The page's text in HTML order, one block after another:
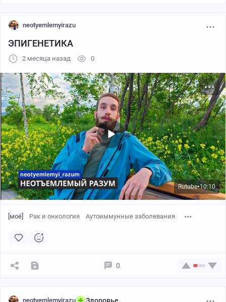
neotyemlemyirazu
ЭПИГЕНЕТИКА
2 месяца назад 0
Rutube●10:10
[моё] Рак и онкология Аутоиммунные заболевания
0
neotyemlemyirazu Здоровье